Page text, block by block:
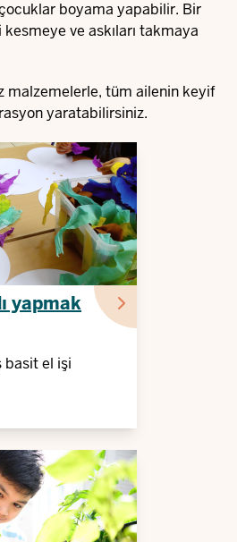
boyama yapabilir. Bir
ve askıları takmaya
malzemelerle, tüm ailenin keyif
yaratabilirsiniz.
yapmak
basit el işi